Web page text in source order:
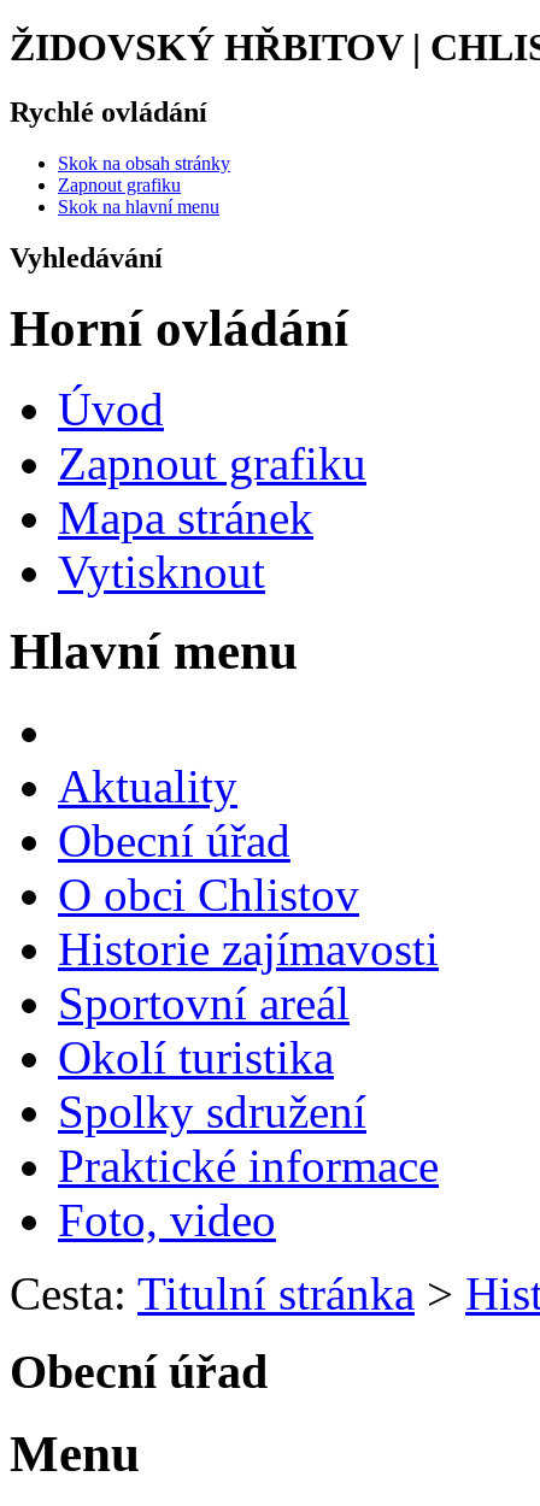
ŽIDOVSKÝ HŘBITOV |
Rychlé ovládání
Skok na obsah stránky
Zapnout grafiku
Skok na hlavní menu
Vyhledávání
Horní ovládání
Úvod
Zapnout grafiku
Mapa stránek
Vytisknout
Hlavní menu
Aktuality
Obecní úřad
O obci Chlistov
Historie zajímavosti
Sportovní areál
Okolí turistika
Spolky sdružení
Praktické informace
Foto, video
Cesta: Titulní stránka >
Obecní úřad
Menu